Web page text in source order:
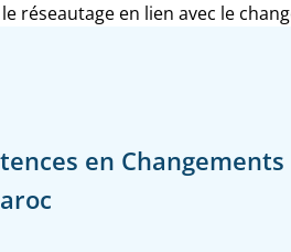
réseautage en lien avec le
en Changements